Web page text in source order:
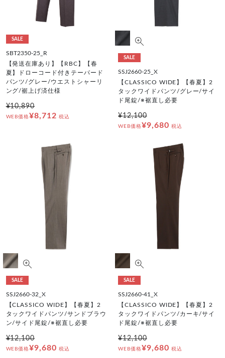
SALE
SBT2350-25_R
【発送在庫あり】【RBC】【春
夏】ドローコード付きテーパード
パンツ/グレー/ウエストシャーリ
ング/裾上げ済仕様
¥10,890
WEB価格¥8,712 税込
SALE
SSJ2660-25_X
【CLASSICO WIDE】【春夏】2
タックワイドパンツ/グレー/サイ
ド尾錠/※裾直し必要
¥12,100
WEB価格¥9,680 税込
SALE
SSJ2660-32_X
【CLASSICO WIDE】【春夏】2
タックワイドパンツ/サンドブラウ
ン/サイド尾錠/※裾直し必要
¥12,100
WEB価格¥9,680 税込
SALE
SSJ2660-41_X
【CLASSICO WIDE】【春夏】2
タックワイドパンツ/カーキ/サイ
ド尾錠/※裾直し必要
¥12,100
WEB価格¥9,680 税込